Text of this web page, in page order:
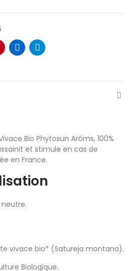
Bio Phytosun Arôms, 100%
et stimule en cas de
en France.
vivace bio* (Satureja montana).
Biologique.